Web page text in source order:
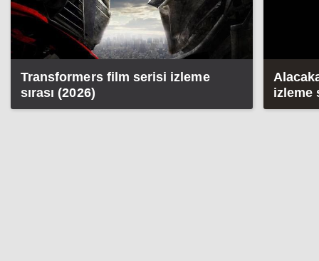
Transformers film serisi izleme
sırası (2026)
izleme